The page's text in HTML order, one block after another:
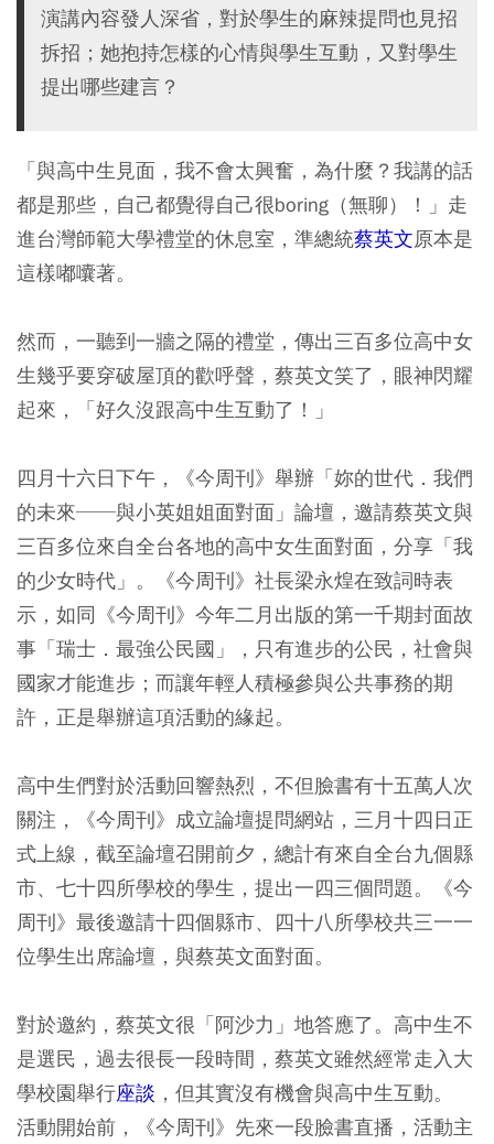
演講內容發人深省，對於學生的麻辣提問也見招
拆招；她抱持怎樣的心情與學生互動，又對學生
提出哪些建言？
「與高中生見面，我不會太興奮，為什麼？我講的話
都是那些，自己都覺得自己很boring（無聊）！」走
進台灣師範大學禮堂的休息室，準總統蔡英文原本是
這樣嘟囔著。
然而，一聽到一牆之隔的禮堂，傳出三百多位高中女
生幾乎要穿破屋頂的歡呼聲，蔡英文笑了，眼神閃耀
起來，「好久沒跟高中生互動了！」
四月十六日下午，《今周刊》舉辦「妳的世代．我們
的未來──與小英姐姐面對面」論壇，邀請蔡英文與
三百多位來自全台各地的高中女生面對面，分享「我
的少女時代」。《今周刊》社長梁永煌在致詞時表
示，如同《今周刊》今年二月出版的第一千期封面故
事「瑞士．最強公民國」，只有進步的公民，社會與
國家才能進步；而讓年輕人積極參與公共事務的期
許，正是舉辦這項活動的緣起。
高中生們對於活動回響熱烈，不但臉書有十五萬人次
關注，《今周刊》成立論壇提問網站，三月十四日正
式上線，截至論壇召開前夕，總計有來自全台九個縣
市、七十四所學校的學生，提出一四三個問題。《今
周刊》最後邀請十四個縣市、四十八所學校共三一一
位學生出席論壇，與蔡英文面對面。
對於邀約，蔡英文很「阿沙力」地答應了。高中生不
是選民，過去很長一段時間，蔡英文雖然經常走入大
學校園舉行座談 ，但其實沒有機會與高中生互動。
活動開始前，《今周刊》先來一段臉書直播，活動主